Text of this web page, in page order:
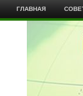
ГЛАВНАЯ